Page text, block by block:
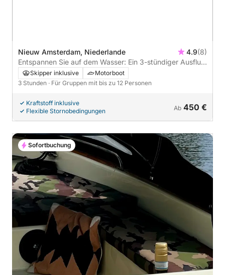
Nieuw Amsterdam, Niederlande 4.9(8)
Entspannen Sie auf dem Wasser: Ein 3-stündiger Ausflug
nach Amsterdam
Skipper inklusive
Motorboot
3 Stunden · Für Gruppen mit bis zu 12 Personen
Kraftstoff inklusive
Flexible Stornobedingungen
Ab 450 €
Sofortbuchung